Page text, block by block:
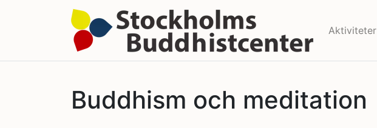
Aktiviteter
Buddhism och meditation